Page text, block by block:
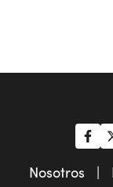
Nosotros |